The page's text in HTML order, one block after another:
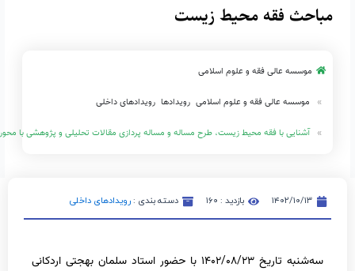
زیست
علوم اسلامی
و علوم اسلامی رویدادها رویدادهای داخلی
زیست، طرح مساله و مساله پردازی مقالات تحلیلی و پژوهشی با محوریت مباحث فقه محیط زیست
بازدید : ۱۶۰ دسته بندی :رویدادهای داخلی
سه‌شنبه تاریخ ۱۴۰۲/۰۸/۲۳ با حضور استاد سلمان بهجتی اردکانی